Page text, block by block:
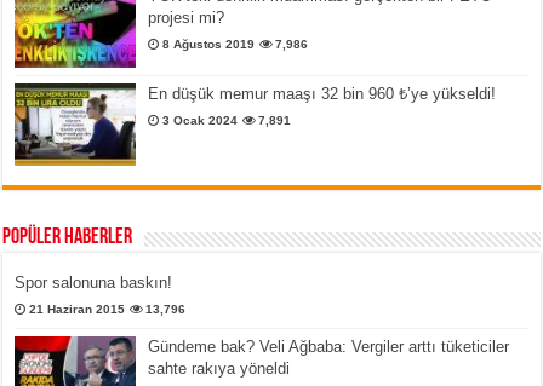
projesi mi?
8 Ağustos 2019 7,986
En düşük memur maaşı 32 bin 960 ₺’ye yükseldi!
3 Ocak 2024 7,891
Popüler Haberler
Spor salonuna baskın!
21 Haziran 2015 13,796
Gündeme bak? Veli Ağbaba: Vergiler arttı tüketiciler
sahte rakıya yöneldi